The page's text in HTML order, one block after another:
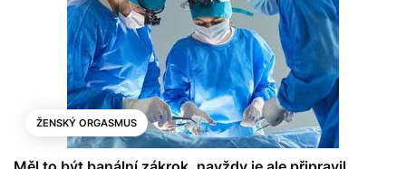
ŽENSKÝ ORGASMUS